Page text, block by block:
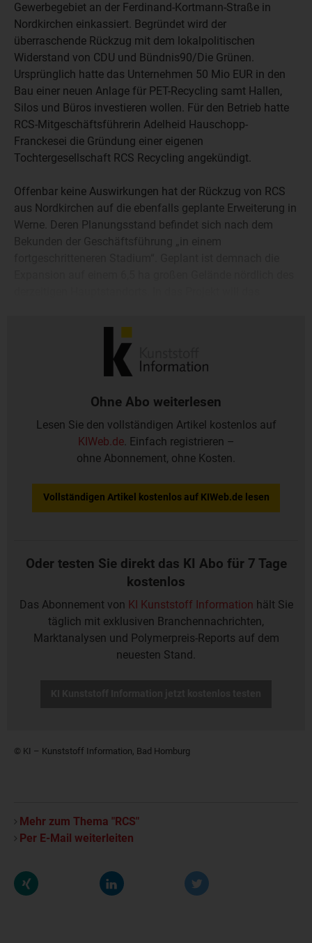
Gewerbegebiet an der Ferdinand-Kortmann-Straße in
Nordkirchen einkassiert. Begründet wird der
überraschende Rückzug mit dem lokalpolitischen
Widerstand von CDU und Bündnis90/Die Grünen.
Ursprünglich hatte das Unternehmen 50 Mio EUR in den
Bau einer neuen Anlage für PET-Recycling samt Hallen,
Silos und Büros investieren wollen. Für den Betrieb hatte
RCS-Mitgeschäftsführerin Adelheid Hauschopp-
Franckesei die Gründung einer eigenen
Tochtergesellschaft RCS Recycling angekündigt.
Offenbar keine Auswirkungen hat der Rückzug von RCS
aus Nordkirchen auf die ebenfalls geplante Erweiterung in
Werne. Deren Planungsstand befindet sich nach dem
Bekunden der Geschäftsführung „in einem
Ohne Abo weiterlesen
Lesen Sie den vollständigen Artikel kostenlos auf
KIWeb.de. Einfach registrieren –
ohne Abonnement, ohne Kosten.
Vollständigen Artikel kostenlos auf KIWeb.de lesen
Oder testen Sie direkt das KI Abo für 7 Tage
kostenlos
Das Abonnement von KI Kunststoff Information hält Sie
täglich mit exklusiven Branchennachrichten,
Marktanalysen und Polymerpreis-Reports auf dem
neuesten Stand.
© KI – Kunststoff Information, Bad Homburg
Mehr zum Thema "RCS"
Per E-Mail weiterleiten